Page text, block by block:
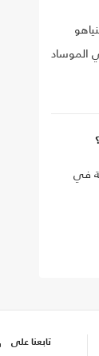
الموساد
في
تابعنا على